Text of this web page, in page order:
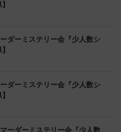
ダーミステリー会『少人数シ
ダーミステリー会『少人数シ
ーダーミステリー会『少人数